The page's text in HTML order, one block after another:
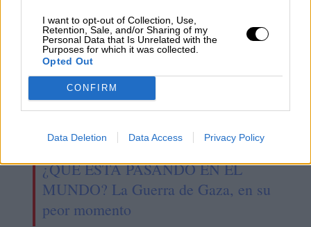
I want to opt-out of Collection, Use,
Retention, Sale, and/or Sharing of my
Personal Data that Is Unrelated with the
Purposes for which it was collected.
Opted Out
CONFIRM
Data Deletion Data Access Privacy Policy
¿QUÉ ESTÁ PASANDO EN EL
MUNDO? La Guerra de Gaza, en su
peor momento